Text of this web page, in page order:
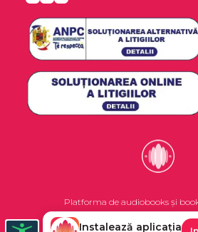
Platforma de audiobooks și
Instalează aplicația